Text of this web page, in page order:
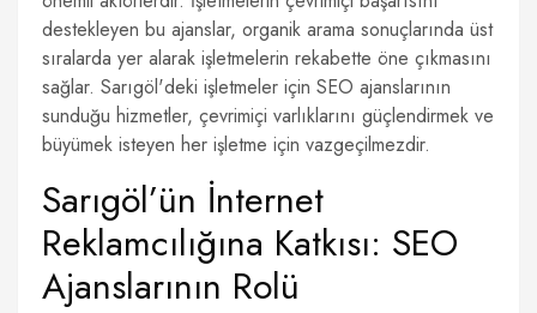
destekleyen bu ajanslar, organik arama sonuçlarında üst
sıralarda yer alarak işletmelerin rekabette öne çıkmasını
sağlar. Sarıgöl'deki işletmeler için SEO ajanslarının
sunduğu hizmetler, çevrimiçi varlıklarını güçlendirmek ve
büyümek isteyen her işletme için vazgeçilmezdir.
Sarıgöl’ün İnternet
Reklamcılığına Katkısı: SEO
Ajanslarının Rolü